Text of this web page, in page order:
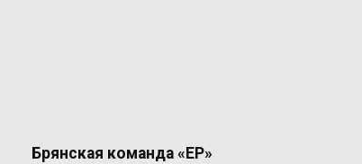
Брянская команда «ЕР»